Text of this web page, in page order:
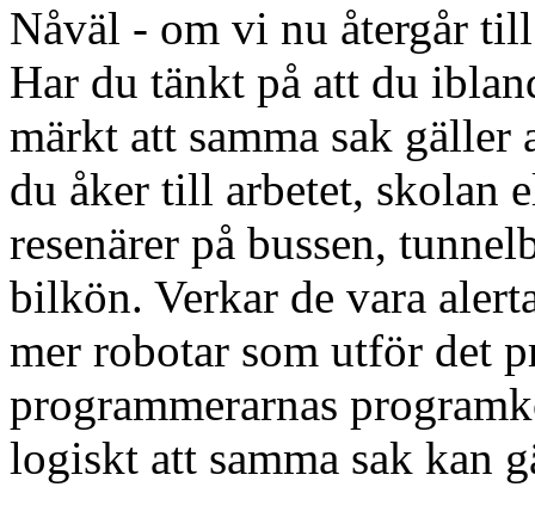
Nåväl - om vi nu återgår
Har du tänkt på att du
märkt att samma sak
du åker till arbetet, skolan
resenärer på bussen,
bilkön. Verkar de vara
mer robotar som utför det
programmerarnas
logiskt att samma sak kan